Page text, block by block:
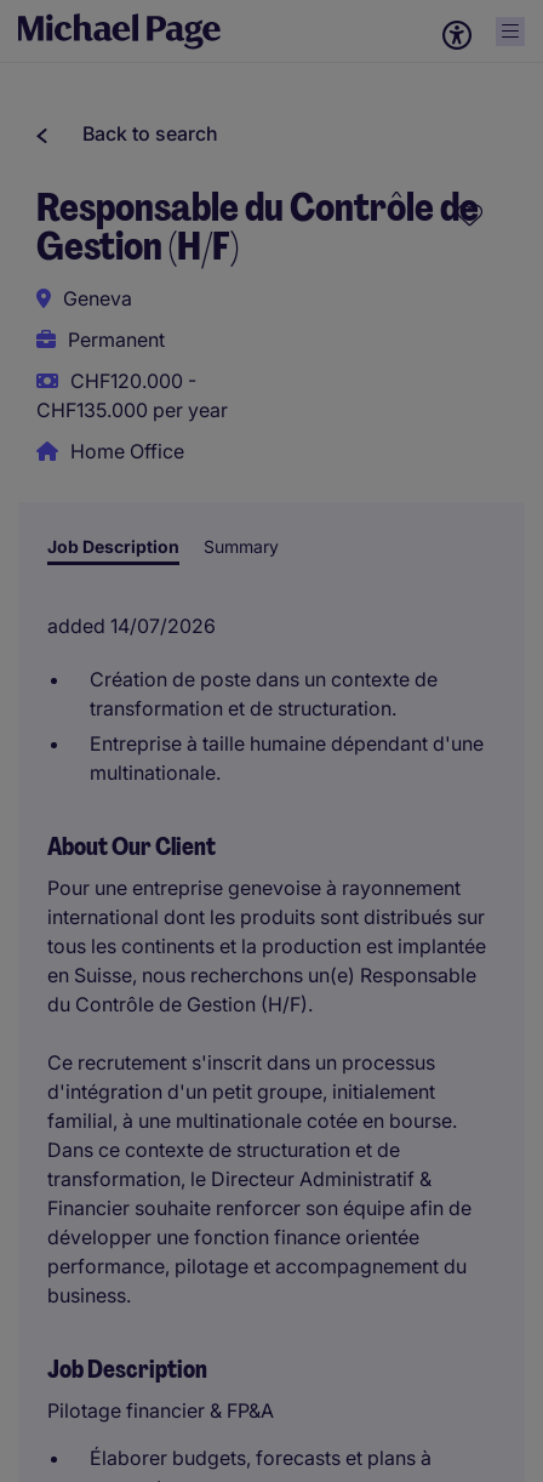
Back to search
Responsable du Contrôle de
Gestion (H/F)
Geneva
Permanent
CHF120.000 -
CHF135.000 per year
Home Office
Job Description Summary
added 14/07/2026
Création de poste dans un contexte de
transformation et de structuration.
Entreprise à taille humaine dépendant d'une
multinationale.
About Our Client
Pour une entreprise genevoise à rayonnement
international dont les produits sont distribués sur
tous les continents et la production est implantée
en Suisse, nous recherchons un(e) Responsable
du Contrôle de Gestion (H/F).
Ce recrutement s'inscrit dans un processus
d'intégration d'un petit groupe, initialement
familial, à une multinationale cotée en bourse.
Dans ce contexte de structuration et de
transformation, le Directeur Administratif &
Financier souhaite renforcer son équipe afin de
développer une fonction finance orientée
performance, pilotage et accompagnement du
business.
Job Description
Pilotage financier & FP&A
Élaborer budgets, forecasts et plans à